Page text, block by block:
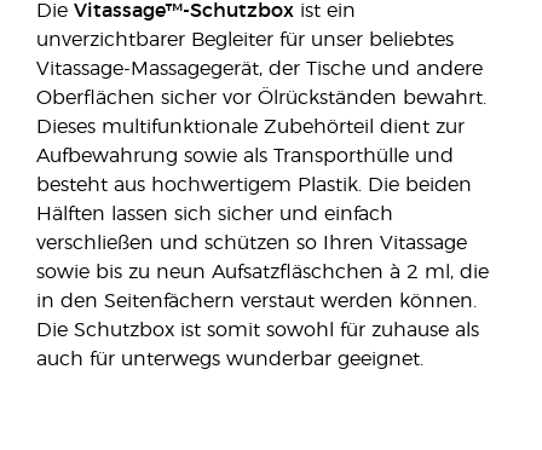
Die Vitassage™-Schutzbox ist ein
unverzichtbarer Begleiter für unser beliebtes
Vitassage-Massagegerät, der Tische und andere
Oberflächen sicher vor Ölrückständen bewahrt.
Dieses multifunktionale Zubehörteil dient zur
Aufbewahrung sowie als Transporthülle und
besteht aus hochwertigem Plastik. Die beiden
Hälften lassen sich sicher und einfach
verschließen und schützen so Ihren Vitassage
sowie bis zu neun Aufsatzfläschchen à 2 ml, die
in den Seitenfächern verstaut werden können.
Die Schutzbox ist somit sowohl für zuhause als
auch für unterwegs wunderbar geeignet.